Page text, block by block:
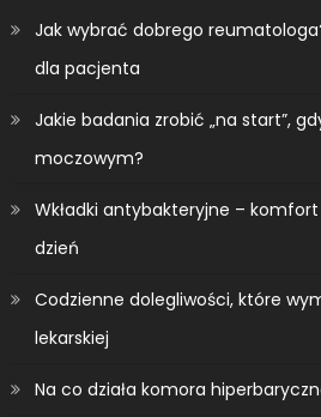
Jak wybrać dobrego
dla pacjenta
Jakie badania zrobić „na start”,
moczowym?
Wkładki antybakteryjne –
dzień
Codzienne dolegliwości, które
lekarskiej
Na co działa komora